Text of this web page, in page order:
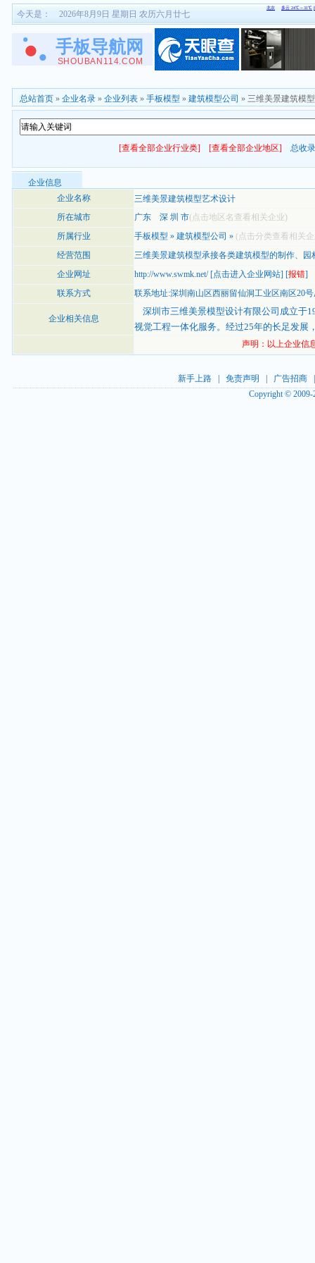
今天是： 2026年8月9日 星期日 农历六月廿七
总站首页 » 企业名录 » 企业列表 » 手板模型 » 建筑模型公司 » 三维美景建筑模
[查看全部企业行业类] [查看全部企业地区] 总收
企业信息
企业名称
三维美景建筑模型艺术设计
所在城市
广东 深 圳 市(点击地区名查看相关企业)
所属行业
手板模型 » 建筑模型公司 » (点击分类查看相关
经营范围
三维美景建筑模型承接各类建筑模型的制作、
企业网址
http://www.swmk.net/[点击进入企业网站] [报错]
联系方式
联系地址:深圳南山区西丽留仙洞工业区南区20
企业相关信息
深圳市三维美景模型设计有限公司成立于
视觉工程一体化服务。经过25年的长足发展
声明：以上企业信
新手上路| 免责声明 广告招商
Copyright ©